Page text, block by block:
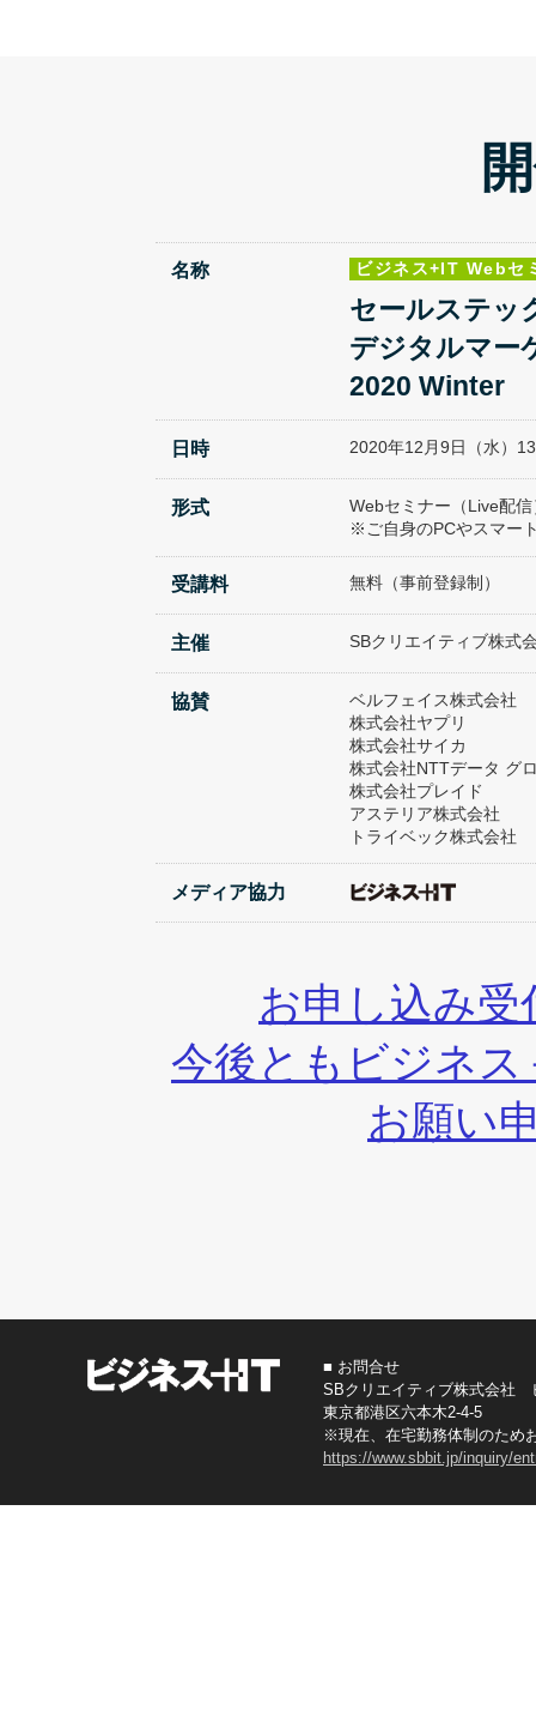
名称 ビジネス+IT Webセ
セールステッ
デジタルマー
2020 Winter
日時 2020年12月9日（水）
形式
Webセミナー（Live配信
※ご自身のPCやスマー
受講料 無料（事前登録制）
主催 SBクリエイティブ株式
協賛
ベルフェイス株式会社
株式会社ヤプリ
株式会社サイカ
株式会社NTTデータ グ
株式会社プレイド
アステリア株式会社
トライベック株式会社
メディア協力
お申し込み
今後ともビジネ
お願い
■ お問合せ
SBクリエイティブ株式会社
東京都港区六本木2-4-5
※現在、在宅勤務体制のため
https://www.sbbit.jp/inquiry/